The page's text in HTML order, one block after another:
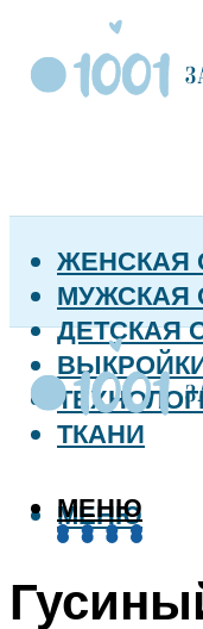
ЖЕНСКАЯ
МУЖСКАЯ
ДЕТСКАЯ
ТКАНИ
МЕНЮ
МЕНЮ